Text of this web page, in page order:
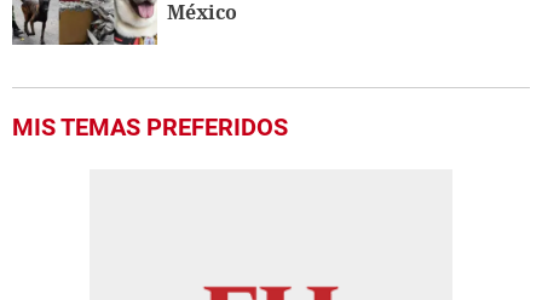
México
MIS TEMAS PREFERIDOS